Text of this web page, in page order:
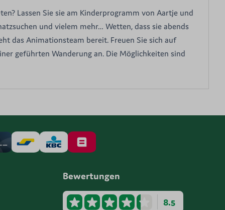
Lassen Sie sie am Kinderprogramm von Aartje und
und vielem mehr… Wetten, dass sie abends
das Animationsteam bereit. Freuen Sie sich auf
geführten Wanderung an. Die Möglichkeiten sind
Bewertungen
8.5